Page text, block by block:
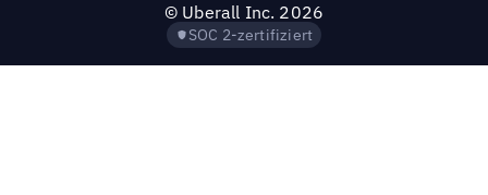
© Uberall Inc. 2026
SOC 2-zertifiziert